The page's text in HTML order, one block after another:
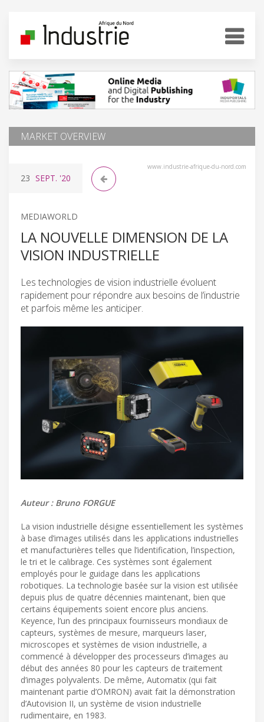
MARKET OVERVIEW
www.industrie-afrique-du-nord.com
23 SEPT. '20
MEDIAWORLD
LA NOUVELLE DIMENSION DE LA
VISION INDUSTRIELLE
Les technologies de vision industrielle évoluent
rapidement pour répondre aux besoins de l’industrie
et parfois même les anticiper.
Auteur : Bruno FORGUE
La vision industrielle désigne essentiellement les systèmes
à base d’images utilisés dans les applications industrielles
et manufacturières telles que l’identification, l’inspection,
le tri et le calibrage. Ces systèmes sont également
employés pour le guidage dans les applications
robotiques. La technologie basée sur la vision est utilisée
depuis plus de quatre décennies maintenant, bien que
certains équipements soient encore plus anciens.
Keyence, l’un des principaux fournisseurs mondiaux de
capteurs, systèmes de mesure, marqueurs laser,
microscopes et systèmes de vision industrielle, a
commencé à développer des processeurs d’images au
début des années 80 pour les capteurs de traitement
d’images polyvalents. De même, Automatix (qui fait
maintenant partie d’OMRON) avait fait la démonstration
d’Autovision II, un système de vision industrielle
rudimentaire, en 1983.